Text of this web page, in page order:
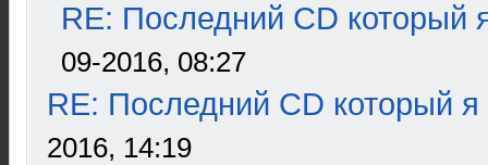
RE: Последний CD который
09-2016, 08:27
RE: Последний CD который я
2016, 14:19